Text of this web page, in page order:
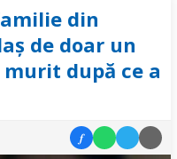
din
de doar un
după ce a
f